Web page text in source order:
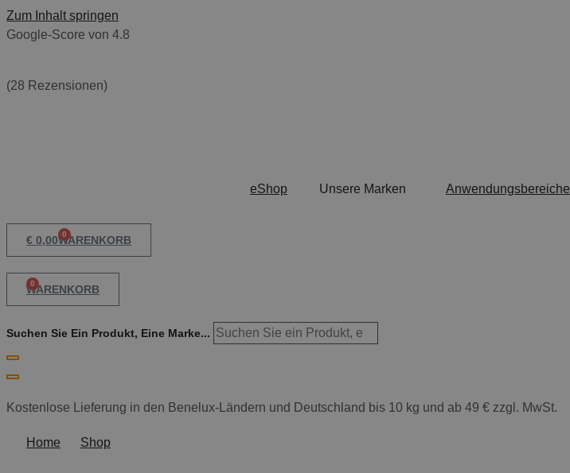
Zum Inhalt springen
Google-Score von 4.8
(28 Rezensionen)
eShop Unsere Marken Anwendungsbereiche
€ 0,00 0
WARENKORB
0
WARENKORB
Suchen Sie Ein Produkt, Eine Marke...
Kostenlose Lieferung in den Benelux-Ländern und Deutschland bis 10 kg und ab 49 € zzgl. MwSt.
Home Shop